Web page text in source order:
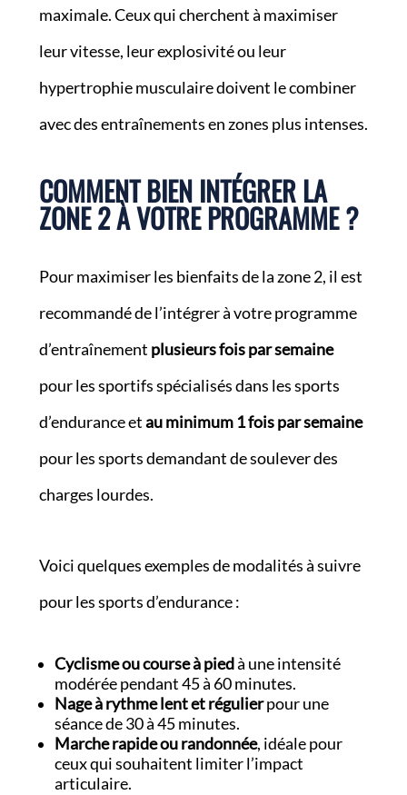
maximale. Ceux qui cherchent à maximiser
leur vitesse, leur explosivité ou leur
hypertrophie musculaire doivent le combiner
avec des entraînements en zones plus intenses.
COMMENT BIEN INTÉGRER LA
ZONE 2 À VOTRE PROGRAMME ?
Pour maximiser les bienfaits de la zone 2, il est
recommandé de l’intégrer à votre programme
d’entraînement plusieurs fois par semaine
pour les sportifs spécialisés dans les sports
d’endurance etau minimum 1 fois par semaine
pour les sports demandant de soulever des
charges lourdes.
Voici quelques exemples de modalités à suivre
pour les sports d’endurance :
Cyclisme ou course à piedà une intensité
modérée pendant 45 à 60 minutes.
Nage à rythme lent et régulierpour une
séance de 30 à 45 minutes.
Marche rapide ou randonnée, idéale pour
ceux qui souhaitent limiter l’impact
articulaire.